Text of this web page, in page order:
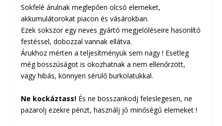
Sokfelé árulnak meglepően olcsó elemeket,
akkumulátorokat piacon és vásárokban.
Ezek sokszor egy neves gyártó megjelöléseire hasonlító
festéssel, dobozzal vannak ellátva.
Árukhoz mérten a teljesítményük sem nagy ! Esetleg
még bosszúságot is okozhatnak a nem ellenőrzött,
vagy hibás, könnyen sérülő burkolatukkal.
Ne kockáztass! És ne bosszankodj feleslegesen, ne
pazarolj ezekre pénzt, használj jó minőségű elemeket !